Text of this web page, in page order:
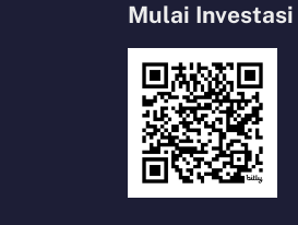
Mulai Investasi